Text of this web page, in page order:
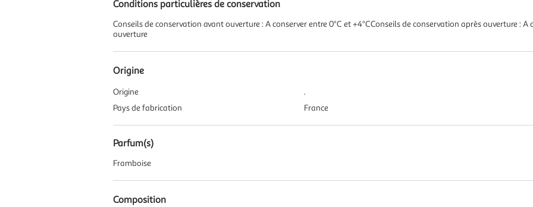
Conditions particulières de conservation
Conseils de conservation avant ouverture : A conserver entre 0°C et +4°CConseils de conservation après ouverture :
ouverture
Origine
Origine
.
Pays de fabrication
France
Parfum(s)
Framboise
Composition